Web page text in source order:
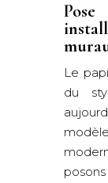
Le
du